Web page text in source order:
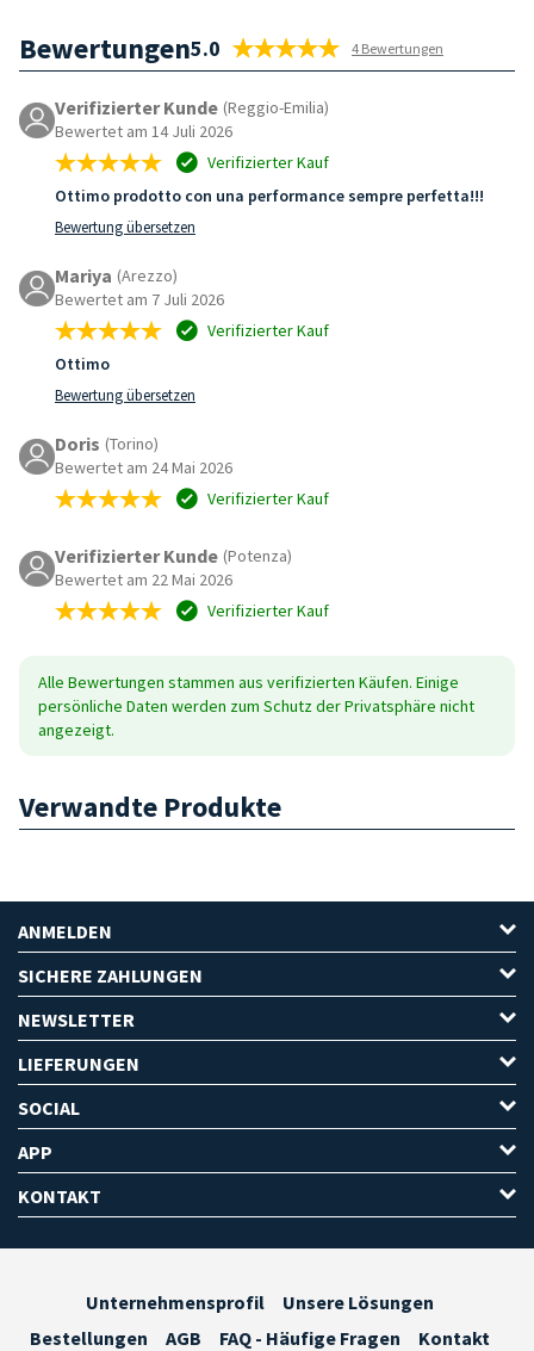
Bewertungen5.0 4 Bewertungen
Verifizierter Kunde (Reggio-Emilia)
Bewertet am 14 Juli 2026
Verifizierter Kauf
Ottimo prodotto con una performance sempre perfetta!!!
Bewertung übersetzen
Mariya (Arezzo)
Bewertet am 7 Juli 2026
Verifizierter Kauf
Ottimo
Bewertung übersetzen
Doris (Torino)
Bewertet am 24 Mai 2026
Verifizierter Kauf
Verifizierter Kunde (Potenza)
Bewertet am 22 Mai 2026
Verifizierter Kauf
Alle Bewertungen stammen aus verifizierten Käufen. Einige
persönliche Daten werden zum Schutz der Privatsphäre nicht
angezeigt.
Verwandte Produkte
ANMELDEN
SICHERE ZAHLUNGEN
NEWSLETTER
LIEFERUNGEN
SOCIAL
APP
KONTAKT
Unternehmensprofil
Unsere Lösungen
Bestellungen
AGB FAQ - Häufige Fragen Kontakt